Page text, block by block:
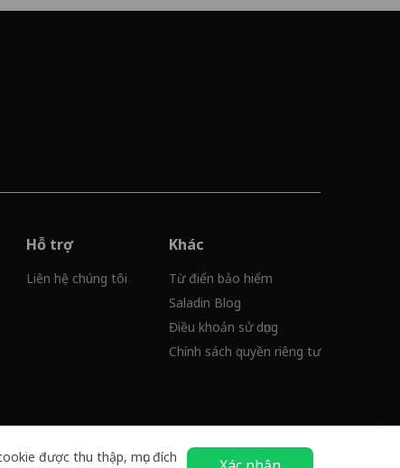
Hỗ trợ
Liên hệ chúng tôi
Khác
Từ điển bảo hiểm
Saladin Blog
Điều khoản sử dụng
Chính sách quyền riêng tư
được thu thập, mục đích